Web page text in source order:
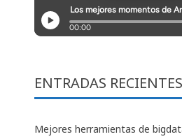
ENTRADAS RECIENTES
Mejores herramientas de